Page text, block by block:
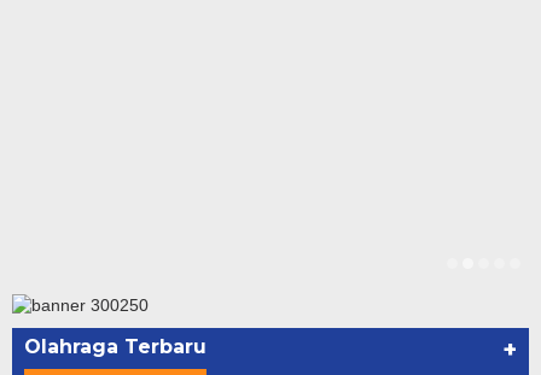
Olahraga Terbaru +